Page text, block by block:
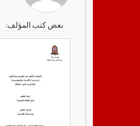
بعض كتب المؤلف: